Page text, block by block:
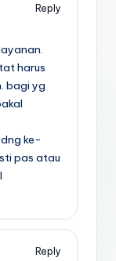
Reply
harus
bagi yg
ke-
pas atau
Reply